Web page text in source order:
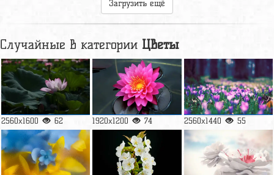
Загрузить ещё
Случайные в категории Цветы
2560x1600 62 1920x1200 74 2560x1440 55